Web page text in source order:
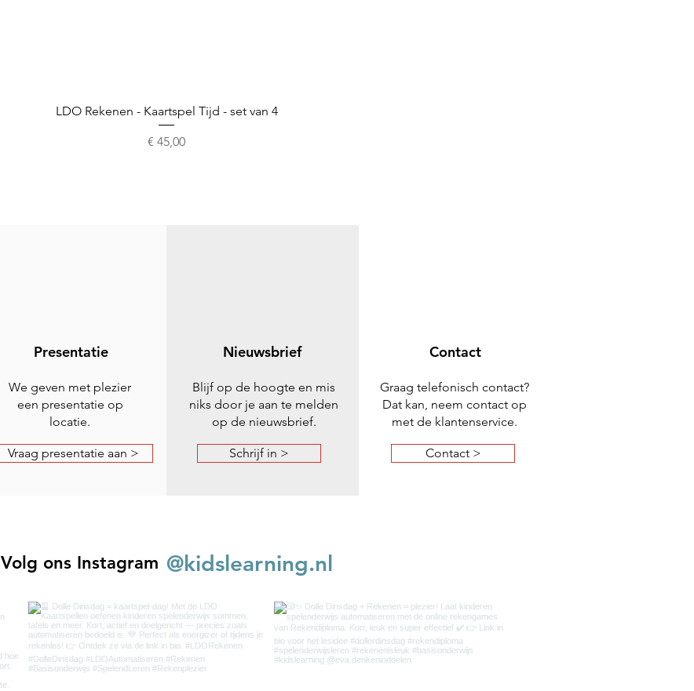
Snel overzicht
LDO Rekenen - Kaartspel Tijd - set van 4
Prijs
€ 45,00
Presentatie
We geven met plezier
een presentatie op
locatie.
Vraag presentatie aan >
Nieuwsbrief
Blijf op de hoogte en mis
niks door je aan te melden
op de nieuwsbrief.
Schrijf in >
Contact
Graag telefonisch contact?
Dat kan, neem contact op
met de klantenservice.
Contact >
Volg ons Instagram @kidslearning.nl